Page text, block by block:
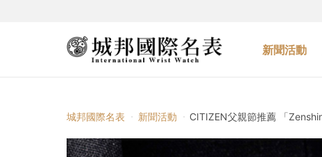
新聞活動
城邦國際名表 新聞活動 CITIZEN父親節推薦 「